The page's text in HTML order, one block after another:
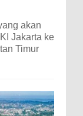
akan
Jakarta ke
Timur